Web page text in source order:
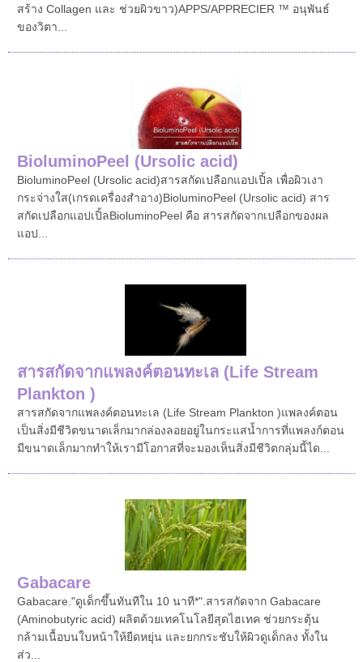
สร้าง Collagen และ ช่วยผิวขาว)APPS/APPRECIER ™ อนุพันธ์
ของวิตา...
BioluminoPeel (Ursolic acid)
BioluminoPeel (Ursolic acid)สารสกัดเปลือกแอปเปิ้ล เพื่อผิวเงา
กระจ่างใส(เกรดเครื่องสำอาง)BioluminoPeel (Ursolic acid) สาร
สกัดเปลือกแอปเปิ้ลBioluminoPeel คือ สารสกัดจากเปลือกของผล
แอป...
สารสกัดจากแพลงค์ตอนทะเล (Life Stream
Plankton )
สารสกัดจากแพลงค์ตอนทะเล (Life Stream Plankton )แพลงค์ตอน
เป็นสิ่งมีชีวิตขนาดเล็กมากล่องลอยอยู่ในกระแสน้ำการที่แพลงก์ตอน
มีขนาดเล็กมากทำให้เรามีโอกาสที่จะมองเห็นสิ่งมีชีวิตกลุ่มนี้ได...
Gabacare
Gabacare."ดูเด็กขึ้นทันทีใน 10 นาที*".สารสกัดจาก Gabacare
(Aminobutyric acid) ผลิตด้วยเทคโนโลยีสุดไฮเทค ช่วยกระตุ้น
กล้ามเนื้อบนใบหน้าให้ยืดหยุ่น และยกกระชับให้ผิวดูเด็กลง ทั้งใน
ส่ว...